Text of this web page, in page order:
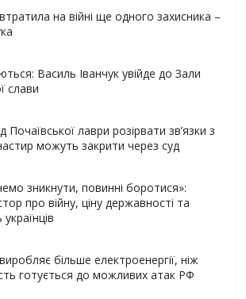
на війні ще одного захисника –
Василь Іванчук увійде до Зали
слави
Почаївської лаври розірвати зв’язки з
можуть закрити через суд
зникнути, повинні боротися»:
про війну, ціну державності та
українців
більше електроенергії, ніж
готується до можливих атак РФ